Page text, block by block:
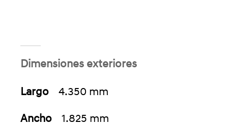
Dimensiones exteriores
Largo
4.350 mm
Ancho
1.825 mm